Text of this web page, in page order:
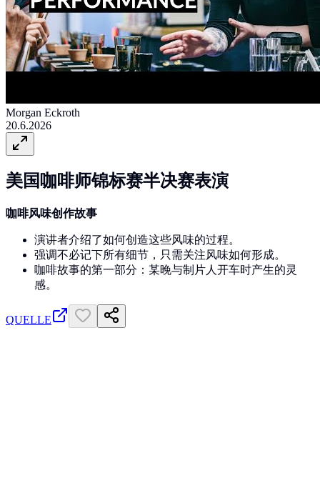
Morgan Eckroth
20.6.2026
美国咖啡师锦标赛半决赛表演
咖啡风味创作故事
演讲者介绍了如何创造这些风味的过程。
强调不必记下所有细节，只需关注风味如何形成。
咖啡故事的第一部分：某晚与制片人开车时产生的灵
感。
QUELLE